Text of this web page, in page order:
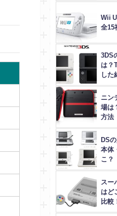
Wii
全15
3DS
は？
した
ニン
場は
方法
DS
本体
こ？
スー
はど
比較